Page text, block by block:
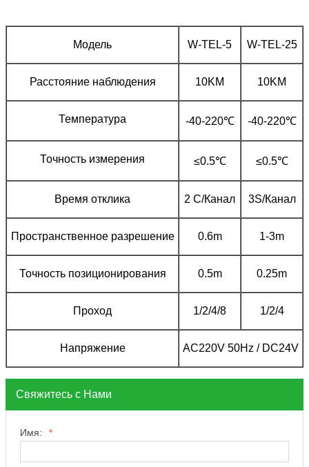
Модель W-TEL-5 W-TEL-25
Расстояние наблюдения 10KM 10KM
Температура -40-220℃ -40-220℃
Точность измерения ≤0.5℃ ≤0.5℃
Время отклика 2 С/Канал 3S/Канал
Пространственное разрешение 0.6m 1-3m
Точность позиционирования 0.5m 0.25m
Проход 1/2/4/8 1/2/4
Напряжение AC220V 50Hz / DC24V
Свяжитесь с Нами
Имя: *